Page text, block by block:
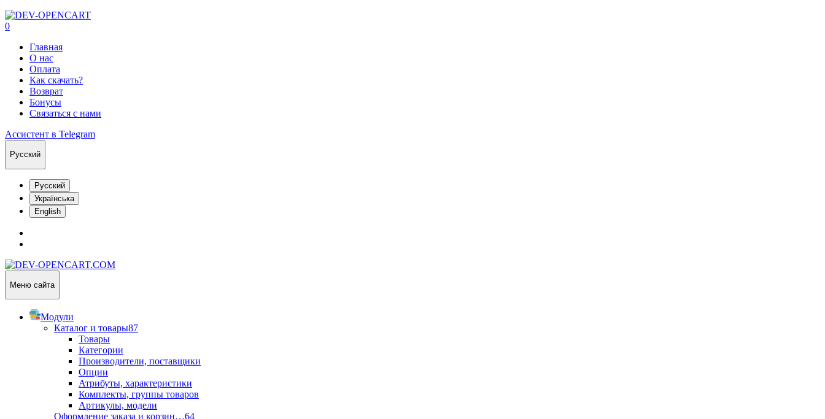
0
Главная
О нас
Оплата
Как скачать?
Возврат
Бонусы
Связаться с нами
Ассистент в Telegram
Русский
Русский
Українська
English
Меню сайта
Модули
Каталог и товары87
Товары
Категории
Производители, поставщики
Опции
Атрибуты, характеристики
Комплекты, группы товаров
Артикулы, модели
Оформление заказа и корзин…64